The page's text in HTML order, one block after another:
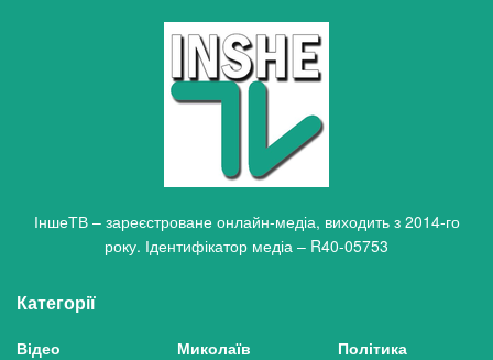
ІншеТВ – зареєстроване онлайн-медіа, виходить з 2014-го
року. Ідентифікатор медіа – R40-05753
Категорії
Відео
Миколаїв
Політика